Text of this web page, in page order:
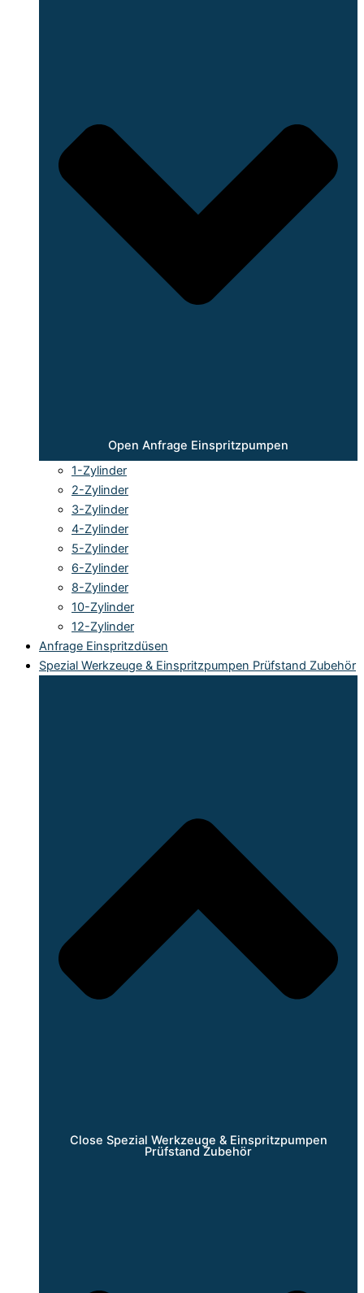
Open Anfrage Einspritzpumpen
1-Zylinder
2-Zylinder
3-Zylinder
4-Zylinder
5-Zylinder
6-Zylinder
8-Zylinder
10-Zylinder
12-Zylinder
Anfrage Einspritzdüsen
Spezial Werkzeuge & Einspritzpumpen Prüfstand Zubehör
Close Spezial Werkzeuge & Einspritzpumpen
Prüfstand Zubehör